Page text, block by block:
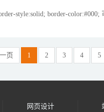
style:solid; border-
一页 1 2 3 4 5
网页设计